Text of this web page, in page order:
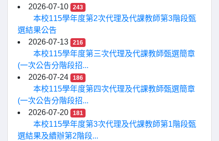
2026-07-10
243
本校115學年度第2次代理及代課教師第3階段甄
選結果公告
2026-07-13
216
本校115學年度第三次代理及代課教師甄選簡章
(一次公告分階段招...
2026-07-24
186
本校115學年度第四次代理及代課教師甄選簡章
(一次公告分階段招...
2026-07-20
181
本校115學年度第3次代理及代課教師第1階段甄
選結果及續辦第2階段...